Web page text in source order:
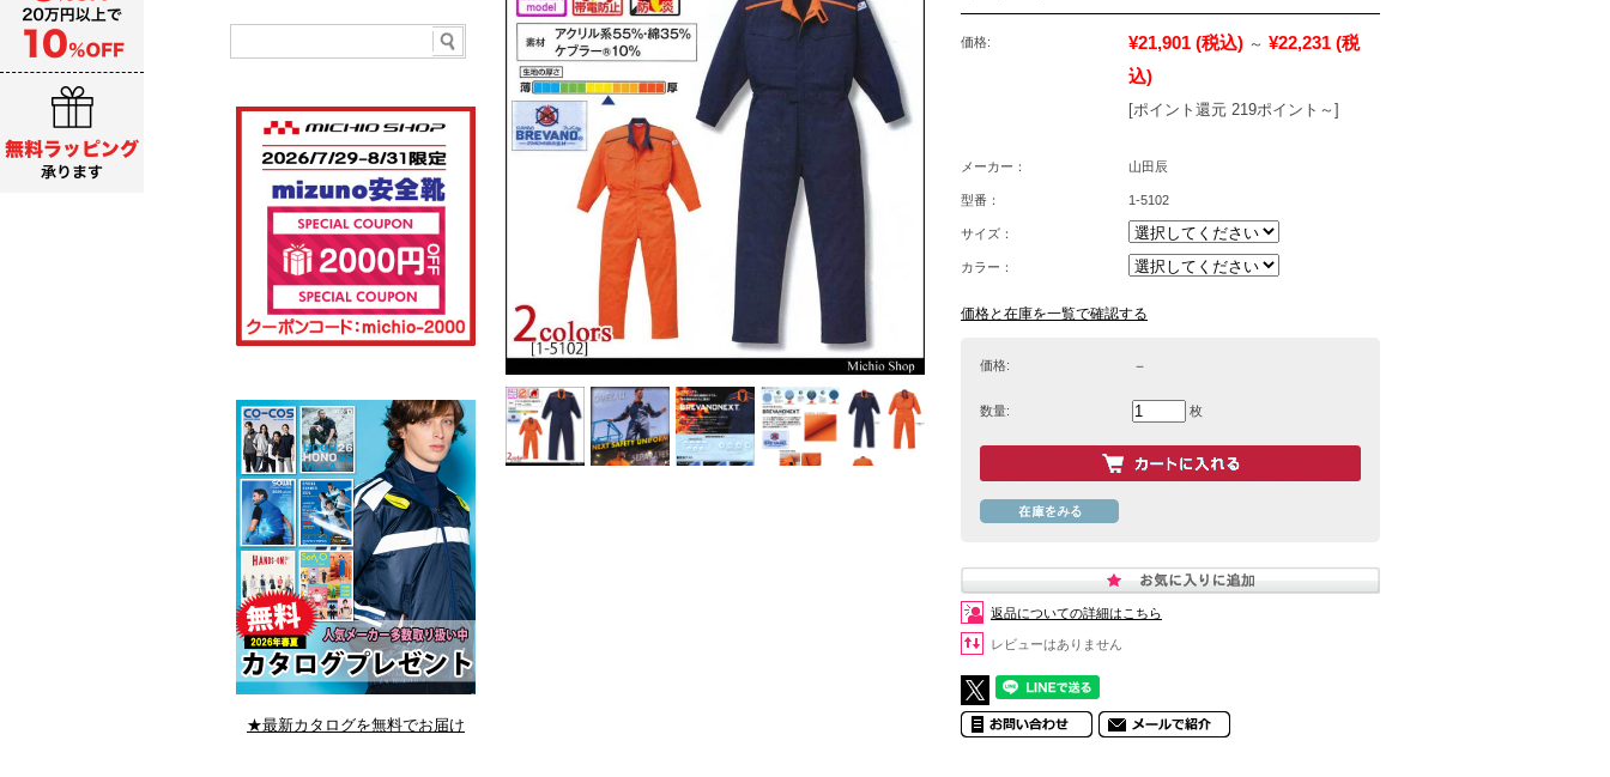
価格: ¥21,901 (税込) ～ ¥22,231 (税
込)
[ポイント還元 219ポイント～]
メーカー： 山田辰
型番： 1-5102
サイズ：
カラー：
価格と在庫を一覧で確認する
価格: －
数量: 枚
返品についての詳細はこちら
レビューはありません
★最新カタログを無料でお届け